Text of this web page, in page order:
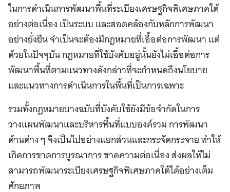
ในการดำเนินการพัฒนาพื้นที่ระเบียงเศรษฐกิจพิเศษภาคใต้
อย่างต่อเนื่อง เป็นระบบ และสอดคล้องกับหลักการพัฒนา
อย่างยั่งยืน จำเป็นจะต้องมีกฎหมายที่เอื้อต่อการพัฒนา แต่
ด้วยในปัจจุบัน กฎหมายที่ใช้บังคับอยู่นั้นยังไม่เอื้อต่อการ
พัฒนาพื้นที่ตามแนวทางดังกล่าวที่จะกำหนดถึงนโยบาย
และแนวทางการดำเนินการในพื้นที่เป็นการเฉพาะ
รวมทั้งกฎหมายบางฉบับที่บังคับใช้ยังมีข้อจำกัดในการ
วางแผนพัฒนาและบริหารพื้นที่แบบองค์รวม การพัฒนา
ด้านต่าง ๆ จึงเป็นไปอย่างแยกส่วนและกระจัดกระจาย ทำให้
เกิดการขาดการบูรณาการ ขาดความต่อเนื่อง ส่งผลให้ไม่
สามารถพัฒนาระเบียงเศรษฐกิจพิเศษภาคใต้ได้อย่างเต็ม
ศักยภาพ